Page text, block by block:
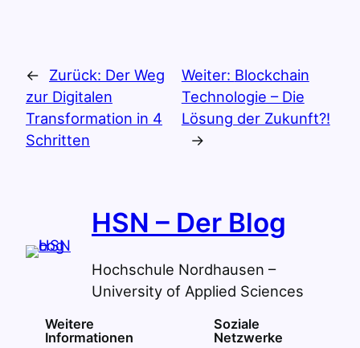
← Zurück: Der Weg
zur Digitalen
Transformation in 4
Schritten
Weiter: Blockchain
Technologie – Die
Lösung der Zukunft?!
→
HSN – Der Blog
Hochschule Nordhausen –
University of Applied Sciences
Weitere
Informationen
Soziale
Netzwerke